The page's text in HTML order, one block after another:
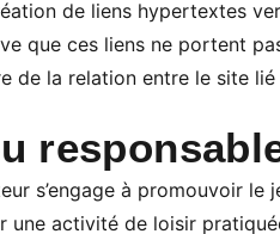
de liens hypertextes
que ces liens ne portent
de la relation entre le site lié
s’engage à promouvoir
une activité de loisir